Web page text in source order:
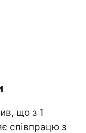
що з 1
співпрацю з